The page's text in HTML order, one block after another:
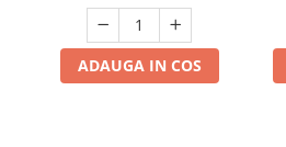
ADAUGA IN COS